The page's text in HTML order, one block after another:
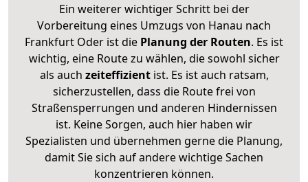
Ein weiterer wichtiger Schritt bei der
Vorbereitung eines Umzugs von Hanau nach
Frankfurt Oder ist die Planung der Routen. Es ist
wichtig, eine Route zu wählen, die sowohl sicher
als auch zeiteffizientist. Es ist auch ratsam,
sicherzustellen, dass die Route frei von
Straßensperrungen und anderen Hindernissen
ist. Keine Sorgen, auch hier haben wir
Spezialisten und übernehmen gerne die Planung,
damit Sie sich auf andere wichtige Sachen
konzentrieren können.